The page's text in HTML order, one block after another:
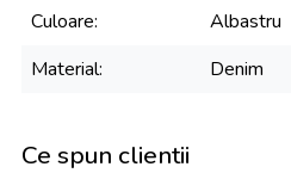
Culoare
Albastru
Material
Denim
Ce spun clientii